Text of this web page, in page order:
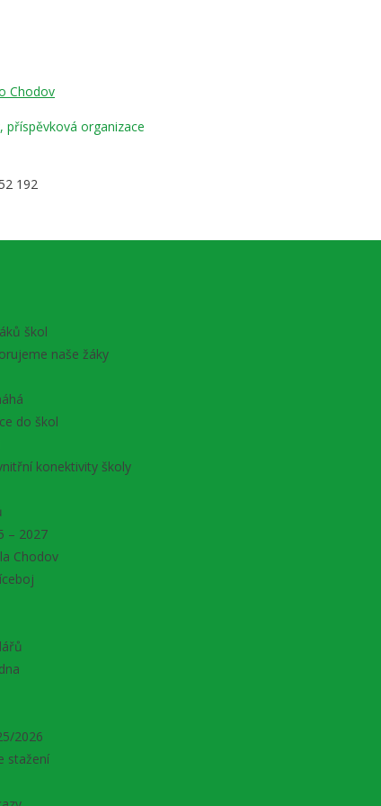
Chodov
příspěvková organizace
192
škol
naše žáky
do škol
konektivity školy
– 2027
Chodov
2026
stažení